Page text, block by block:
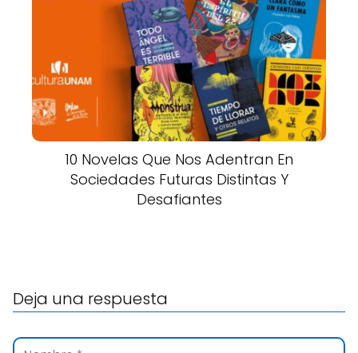
10 Novelas Que Nos Adentran En
Sociedades Futuras Distintas Y
Desafiantes
Deja una respuesta